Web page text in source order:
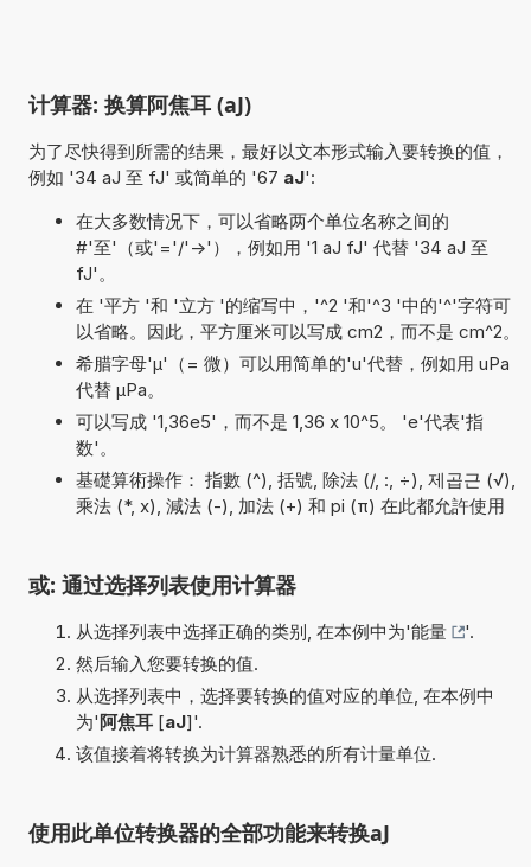
计算器: 换算阿焦耳 (aJ)
为了尽快得到所需的结果，最好以文本形式输入要转换的值，
例如 '34 aJ 至 fJ' 或简单的 '67 aJ':
在大多数情况下，可以省略两个单位名称之间的
#'至'（或'='/'->'），例如用 '1 aJ fJ' 代替 '34 aJ 至
fJ'。
在 '平方 '和 '立方 '的缩写中，'^2 '和'^3 '中的'^'字符可
以省略。因此，平方厘米可以写成 cm2，而不是 cm^2。
希腊字母'µ'（= 微）可以用简单的'u'代替，例如用 uPa
代替 µPa。
可以写成 '1,36e5'，而不是 1,36 x 10^5。 'e'代表'指
数'。
基礎算術操作： 指數 (^), 括號, 除法 (/, :, ÷), 제곱근 (√),
乘法 (*, x), 減法 (-), 加法 (+) 和 pi (π) 在此都允許使用
或: 通过选择列表使用计算器
从选择列表中选择正确的类别, 在本例中为'能量
'.
然后输入您要转换的值.
从选择列表中，选择要转换的值对应的单位, 在本例中
为'阿焦耳[aJ]'.
该值接着将转换为计算器熟悉的所有计量单位.
使用此单位转换器的全部功能来转换aJ